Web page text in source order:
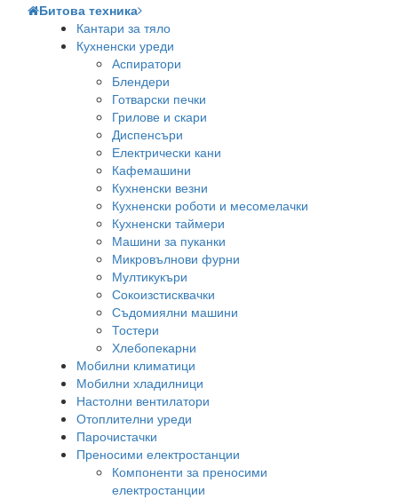
Битова техника
Кантари за тяло
Кухненски уреди
Аспиратори
Блендери
Готварски печки
Грилове и скари
Диспенсъри
Електрически кани
Кафемашини
Кухненски везни
Кухненски роботи и месомелачки
Кухненски таймери
Машини за пуканки
Микровълнови фурни
Мултикукъри
Сокоизстисквачки
Съдомиялни машини
Тостери
Хлебопекарни
Мобилни климатици
Мобилни хладилници
Настолни вентилатори
Отоплителни уреди
Парочистачки
Преносими електростанции
Компоненти за преносими
електростанции